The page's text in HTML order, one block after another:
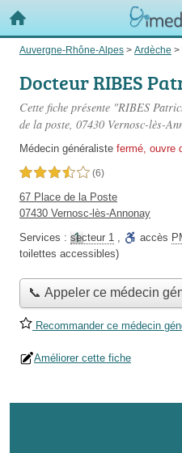
Auvergne-Rhône-Alpes > Ardèche >
Docteur RIBES
Cette fiche présente "RIBES
de la poste, 07430 Vernosc-lès-
Médecin généraliste fermé, ouvre
3,5 étoiles sur 5 (6)
67 Place de la Poste
07430 Vernosc-lès-Annonay
Services : secteur 1 , accès
toilettes accessibles)
📞 Appeler ce médecin
Recommander ce médecin
Améliorer cette fiche